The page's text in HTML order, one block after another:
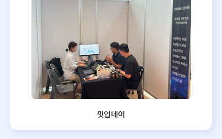
밋업데이